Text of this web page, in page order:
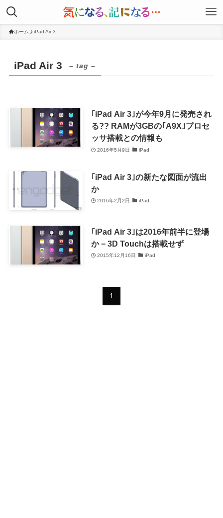
ホーム iPad Air 3
iPad Air 3 – tag –
｢iPad Air 3｣が今年9月に発売され
る?? RAMが3GBの｢A9X｣プロセ
ッサ搭載との情報も
2016年5月9日 iPad
｢iPad Air 3｣の新たな図面が流出
か
2016年2月2日 iPad
｢iPad Air 3｣は2016年前半に登場
か − 3D Touchは搭載せず
2015年12月16日 iPad
1